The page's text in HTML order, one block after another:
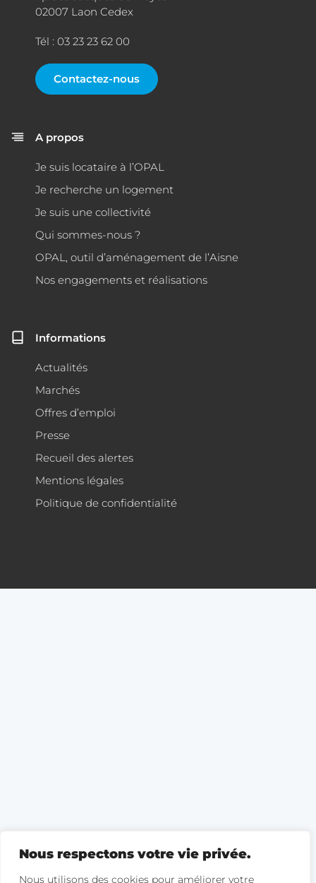
Nous respectons votre vie privée.
Nous utilisons des cookies pour améliorer votre
02007 Laon Cedex
Tél : 03 23 23 62 00
Contactez-nous
A propos
Je suis locataire à l’OPAL
Je recherche un logement
Je suis une collectivité
Qui sommes-nous ?
OPAL, outil d’aménagement de l’Aisne
Nos engagements et réalisations
Informations
Actualités
Marchés
Offres d’emploi
Presse
Recueil des alertes
Mentions légales
Politique de confidentialité